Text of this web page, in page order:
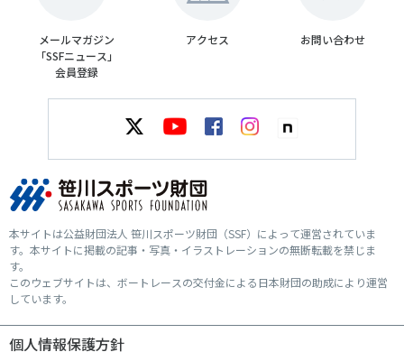
メールマガジン
「SSFニュース」
会員登録
アクセス お問い合わせ
本サイトは公益財団法人 笹川スポーツ財団（SSF）によって運営されていま
す。本サイトに掲載の記事・写真・イラストレーションの無断転載を禁じま
す。
このウェブサイトは、ボートレースの交付金による日本財団の助成により運営
しています。
個人情報保護方針